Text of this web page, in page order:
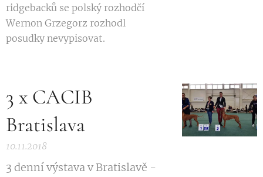
ridgebacků se polský rozhodčí
Wernon Grzegorz rozhodl
posudky nevypisovat.
3 x CACIB
Bratislava
10.11.2018
3 denní výstava v Bratislavě -